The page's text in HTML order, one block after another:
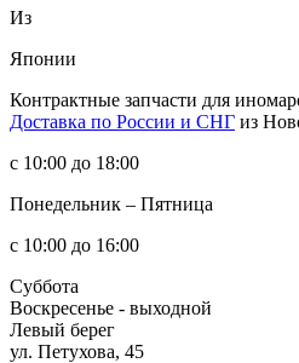
Из
Японии
Контрактные запчасти для
Доставка по России и СНГ из
с 10:00 до 18:00
Понедельник – Пятница
с 10:00 до 16:00
Суббота
Воскресенье - выходной
Левый берег
ул. Петухова, 45